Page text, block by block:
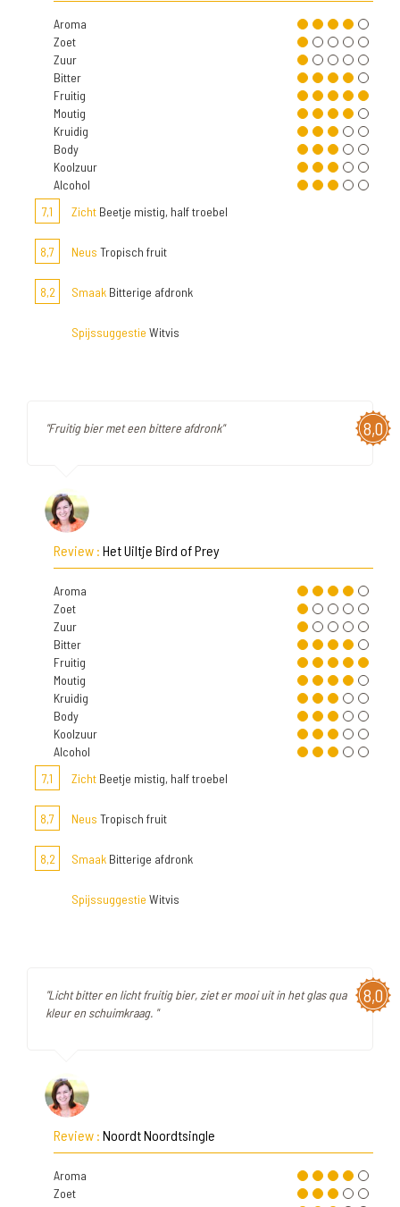
Aroma
Zoet
Zuur
Bitter
Fruitig
Moutig
Kruidig
Body
Koolzuur
Alcohol
7,1
Zicht Beetje mistig, half troebel
8,7 Neus Tropisch fruit
8,2 Smaak Bitterige afdronk
Spijssuggestie Witvis
8,0
"Fruitig bier met een bittere afdronk"
Review : Het Uiltje Bird of Prey
Aroma
Zoet
Zuur
Bitter
Fruitig
Moutig
Kruidig
Body
Koolzuur
Alcohol
7,1
Zicht Beetje mistig, half troebel
8,7 Neus Tropisch fruit
8,2 Smaak Bitterige afdronk
Spijssuggestie Witvis
8,0
"Licht bitter en licht fruitig bier, ziet er mooi uit in het glas qua
kleur en schuimkraag. "
Review : Noordt Noordtsingle
Aroma
Zoet